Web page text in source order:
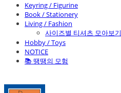
Keyring / Figurine
Book / Stationery
Living / Fashion
사이즈별 티셔츠 모아보기
Hobby / Toys
NOTICE
📚 땡땡의 모험